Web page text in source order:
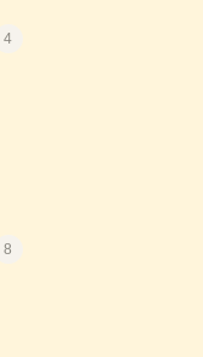
4
8